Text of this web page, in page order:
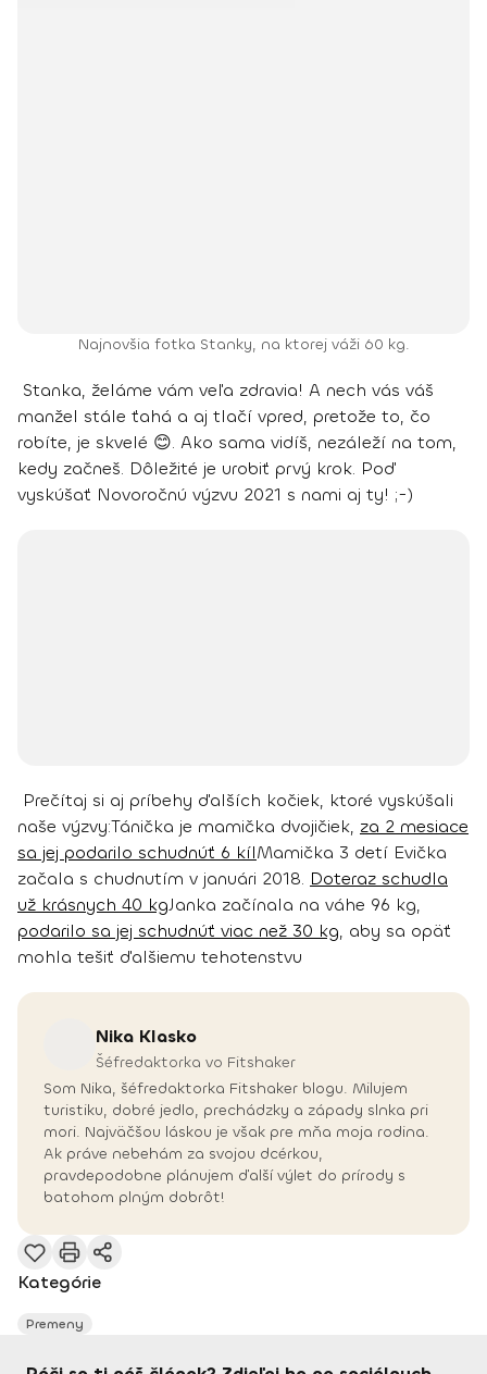
Najnovšia fotka Stanky, na ktorej váži 60 kg.
Stanka, želáme vám veľa zdravia! A nech vás váš
manžel stále ťahá a aj tlačí vpred, pretože to, čo
robíte, je skvelé 😊. Ako sama vidíš, nezáleží na tom,
kedy začneš. Dôležité je urobiť prvý krok. Poď
vyskúšať Novoročnú výzvu 2021 s nami aj ty! ;-)
Prečítaj si aj príbehy ďalších kočiek, ktoré vyskúšali
naše výzvy:Tánička je mamička dvojičiek, za 2 mesiace
sa jej podarilo schudnúť 6 kílMamička 3 detí Evička
začala s chudnutím v januári 2018. Doteraz schudla
už krásnych 40 kgJanka začínala na váhe 96 kg,
podarilo sa jej schudnúť viac než 30 kg, aby sa opäť
mohla tešiť ďalšiemu tehotenstvu
Nika Klasko
Šéfredaktorka vo Fitshaker
Som Nika, šéfredaktorka Fitshaker blogu. Milujem
turistiku, dobré jedlo, prechádzky a západy slnka pri
mori. Najväčšou láskou je však pre mňa moja rodina.
Ak práve nebehám za svojou dcérkou,
pravdepodobne plánujem ďalší výlet do prírody s
batohom plným dobrôt!
Kategórie
Premeny